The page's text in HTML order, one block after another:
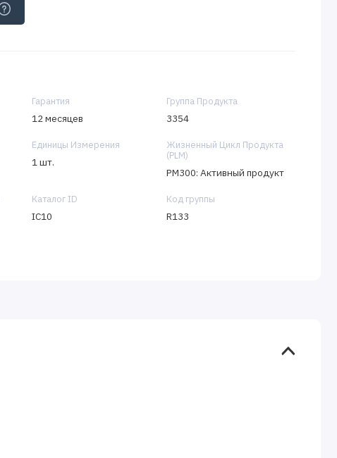
Гарантия
12 месяцев
Группа Продукта
3354
Единицы Измерения
1 шт.
Жизненный Цикл Продукта
(PLM)
PM300: Активный продукт
Каталог ID
IC10
Код группы
R133